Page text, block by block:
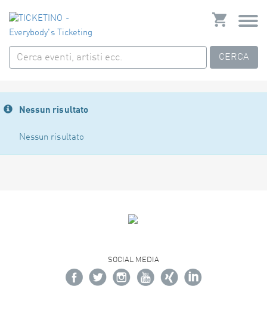
CERCA
Nessun risultato
Nessun risultato
SOCIAL MEDIA